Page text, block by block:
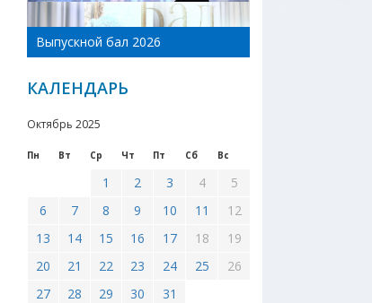
Выпускной бал 2026
КАЛЕНДАРЬ
Октябрь 2025
Пн Вт Ср Чт Пт Сб Вс
1 2 3 4
5
6
7 8 9 10 11
12
13
14 15 16 17 18
19
20
21 22 23 24 25
26
27
28 29 30 31